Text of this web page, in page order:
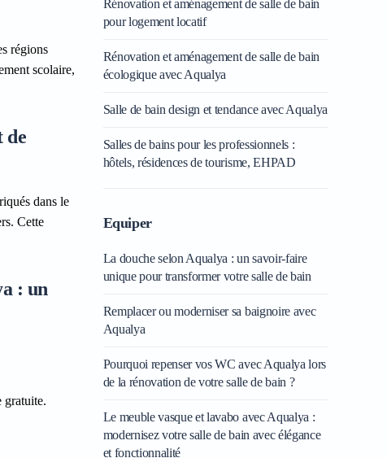
régions
scolaire,
de
dans le
Cette
: un
gratuite.
Rénovation et aménagement de salle de bain
pour logement locatif
Rénovation et aménagement de salle de bain
écologique avec Aqualya
Salle de bain design et tendance avec Aqualya
Salles de bains pour les professionnels :
hôtels, résidences de tourisme, EHPAD
Equiper
La douche selon Aqualya : un savoir-faire
unique pour transformer votre salle de bain
Remplacer ou moderniser sa baignoire avec
Aqualya
Pourquoi repenser vos WC avec Aqualya lors
de la rénovation de votre salle de bain ?
Le meuble vasque et lavabo avec Aqualya :
modernisez votre salle de bain avec élégance
et fonctionnalité